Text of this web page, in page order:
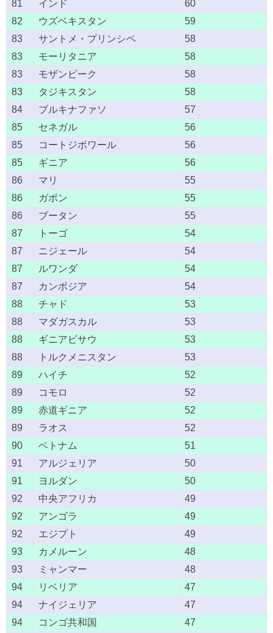
81
インド
60
82
ウズベキスタン
59
83
サントメ・プリンシペ
58
83
モーリタニア
58
83
モザンビーク
58
83
タジキスタン
58
84
ブルキナファソ
57
85
セネガル
56
85
コートジボワール
56
85
ギニア
56
86
マリ
55
86
ガボン
55
86
ブータン
55
87
トーゴ
54
87
ニジェール
54
87
ルワンダ
54
87
カンボジア
54
88
チャド
53
88
マダガスカル
53
88
ギニアビサウ
53
88
トルクメニスタン
53
89
ハイチ
52
89
コモロ
52
89
赤道ギニア
52
89
ラオス
52
90
ベトナム
51
91
アルジェリア
50
91
ヨルダン
50
92
中央アフリカ
49
92
アンゴラ
49
92
エジプト
49
93
カメルーン
48
93
ミャンマー
48
94
リベリア
47
94
ナイジェリア
47
94
コンゴ共和国 47